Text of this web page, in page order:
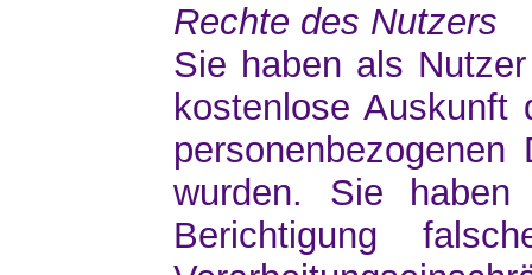
Rechte des Nutzers
Sie haben als
kostenlose Auskunft
wurden. Sie
Berichtigung